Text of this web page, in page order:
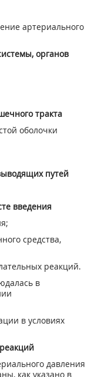
артериального
органов
тракта
оболочки
путей
введения
средства,
реакций.
в
в условиях
давления
как указано в